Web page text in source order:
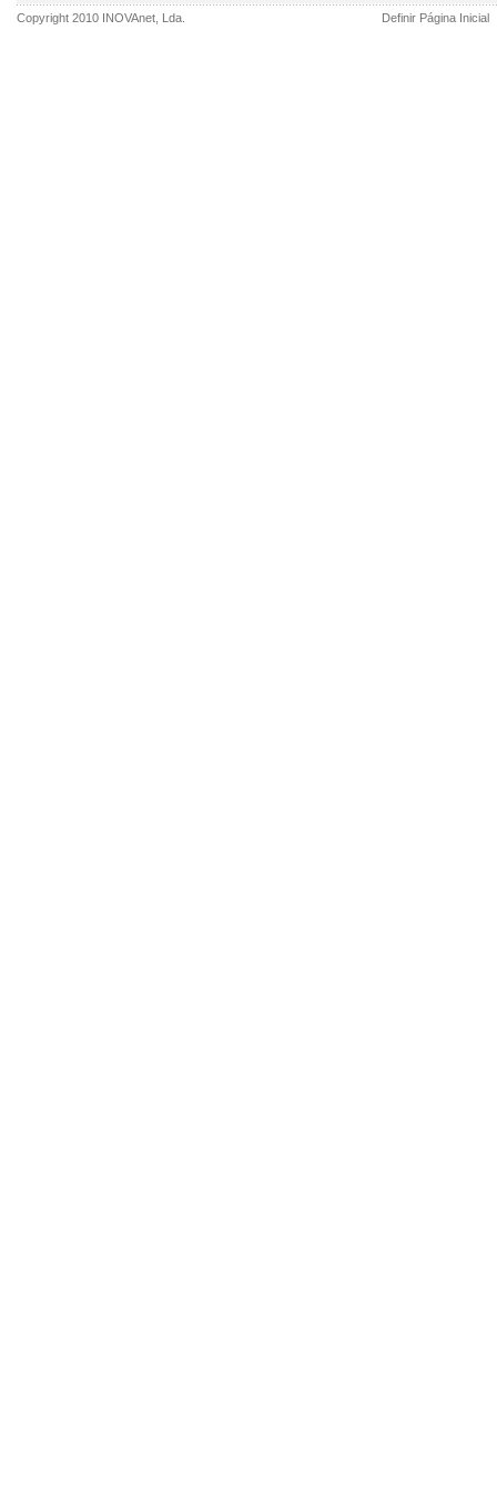
Copyright 2010 INOVAnet , Lda. Definir Página Inicial